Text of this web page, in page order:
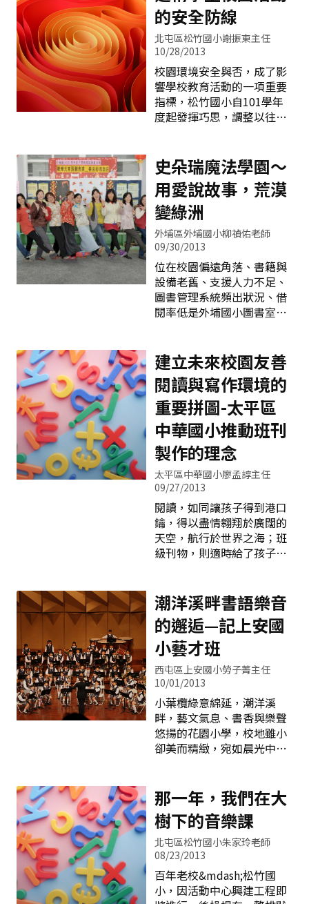
成績，這是建國國小部分成
績，如果加上以江迪龍教練
積極認真推廣指導的大秀國
小女子曲棍球隊、清海國中
男子、女子曲棍球隊、清水
國中男子、女子曲棍球隊、
中港國中高中男子、女子曲
棍球隊、修平科技大學、弘
共計80座冠軍、116座亞
軍、62座季軍，並
有為的許金城校長帶領下，
學校不斷有新創舉，引領積
極向上的校園文化，以建立
更優質的教育團隊。同時，
也讓仁愛校園展現出無限的
活力，且能隨著時代潮流與
時並進。 學校一切的努力與
改變，皆以學生最大的利益
為考量，希望孩子能在健康
養適應世紀變遷之必備能
力，為成為全球公民作準
備。此番積極有建設性的作
為，不但使得校務蒸蒸日
上，也讓我們仁愛的校園更
加蓬勃有朝氣。 以往，我們
仁愛的「家長日」大都安排
週三下午舉行，有不少真正
關心子女教育，想實際參與
的家長反應，因工作的關係
而無法前來，感覺相當遺
憾。因此建議學校，如果能
日進行，在親師生的溝
的安全防線
北屯區松竹國小謝振東主任
10/28/2013
校園環境安全與否，成了影
響學校教育活動的一項重要
指標，松竹國小自101學年
度起發揮巧思，調整以往的
園，讓每個小朋友在舒適安
全的校園環境下學習、成
長。 一、規劃合宜的放學路
線： 以學期初學童的通學方
式調查為基礎，瞭解學童上
下學的方式及各出入口進出
學童人數並配合本校特殊的
校園環境〈放學時南側門出
口狹窄人流量卻很大；校門
口路隊多學童經常交錯行
進〉，規劃放學通學路線
門〉採分流方式；中低年段
正門和南門路隊先在穿堂附
近分流、高年段下樓後分
流，之後又在出校門前各分
成三及二路隊分流以免交錯
而發生意外。 二、走廊不奔
跑： 避免學童走廊奔跑自傷
或傷人，除了不定期宣導
外，並在奔跑較嚴重的地點
設置【禁止奔跑】標誌，以
時時提醒學童。 三、
史朵瑞魔法學園～
用愛說故事，荒漠
變綠洲
外埔區外埔國小柳禎佑老師
09/30/2013
位在校園偏遠角落、書籍與
設備老舊、支援人力不足、
圖書管理系統頻出狀況、借
閱率低是外埔國小圖書室一
閱讀教育的重要，本校於
101年8月開始招募圖書志
工，草創成立「史朵瑞魔法
學園」志工隊，在柳禎佑組
長、陳佳伶隊長及十多位熱
情志工的齊心努力灌溉下，
讓乏人問津的圖書室活絡為
生機蓬勃、學生願意親近的
綠洲。 回首成立之初，志工
們面對這個設備簡陋、書籍
陳舊、完全無法吸引讀者踏
足的圖書室，當機立斷決定
進行整體改造工作，從書籍
整理下架、書櫃櫃位重排、
粉刷、書籍盤點上架並輸入
排架號，歷經一個多月的努
力使圖書室煥然一新，接著
再以說故事、新書展示、抽
獎等一系列的慶祝圖書室重
開幕活動吸引小讀者們來圖
書室，從開幕前全校借閱數
469本，一個月後竄升至
3621本的借閱量，即可看出
這段時間努
建立未來校園友善
閱讀與寫作環境的
重要拼圖-太平區
中華國小推動班刊
製作的理念
太平區中華國小廖孟諄主任
09/27/2013
閱讀，如同讓孩子得到港口
鑰，得以盡情翱翔於廣闊的
天空，航行於世界之海；班
級刊物，則適時給了孩子一
旅行者抒發彼此的見聞。 美
國國家寫作委員會明白指
出，寫作能力將決定未來進
入社會是得到工作的入場券
還是出場券，也就是說，良
好的寫作能力已成為專業工
作的必要條件。故而標榜帶
給孩子未來適應社會能力的
校園，當無可逃避的必須提
供孩子一個友善閱讀的環
境，進而以提升學生寫作能
數據的累積，一語點出了學
校閱讀政策推動的一個重要
卻不容易呈現環節，強調政
策執行需要一個可以簡單看
的見的成果，但卻需要有深
層的意涵。於是，行政團隊
與教師群集思廣益，班刊編
潮洋溪畔書語樂音
的邂逅—記上安國
小藝才班
西屯區上安國小勞子菁主任
10/01/2013
小葉欖綠意綿延，潮洋溪
畔，藝文氣息、書香與樂聲
悠揚的花園小學，校地雖小
卻美而精緻，宛如晨光中朝
麗的光采。 上安國小自創校
以來，即透過學校背景與社
區條件發展分析，凝聚全校
親師生共識，以藝術與人文
領域作為學校本位課程，除
實施全人化的音樂欣賞教育
外，更因應教育部「一人一
樂器、一校一藝團」之教育
那一年，我們在大
樹下的音樂課
北屯區松竹國小朱家玲老師
08/23/2013
百年老校&mdash;松竹國
小，因活動中心興建工程即